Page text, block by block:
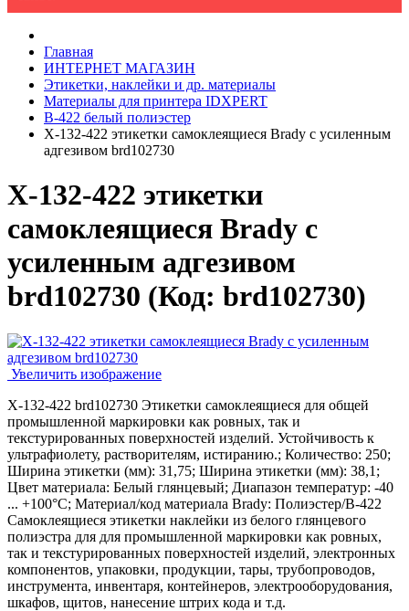
Главная
ИНТЕРНЕТ МАГАЗИН
Этикетки, наклейки и др. материалы
Материалы для принтера IDXPERT
B-422 белый полиэстер
X-132-422 этикетки самоклеящиеся Brady с усиленным
адгезивом brd102730
X-132-422 этикетки
самоклеящиеся Brady с
усиленным адгезивом
brd102730 (Код: brd102730)
Увеличить изображение
X-132-422 brd102730 Этикетки самоклеящиеся для общей
промышленной маркировки как ровных, так и
текстурированных поверхностей изделий. Устойчивость к
ультрафиолету, растворителям, истиранию.; Количество: 250;
Ширина этикетки (мм): 31,75; Ширина этикетки (мм): 38,1;
Цвет материала: Белый глянцевый; Диапазон температур: -40
... +100°С; Материал/код материала Brady: Полиэстер/В-422
Самоклеящиеся этикетки наклейки из белого глянцевого
полиэстра для для промышленной маркировки как ровных,
так и текстурированных поверхностей изделий, электронных
компонентов, упаковки, продукции, тары, трубопроводов,
инструмента, инвентаря, контейнеров, электрооборудования,
шкафов, щитов, нанесение штрих кода и т.д.